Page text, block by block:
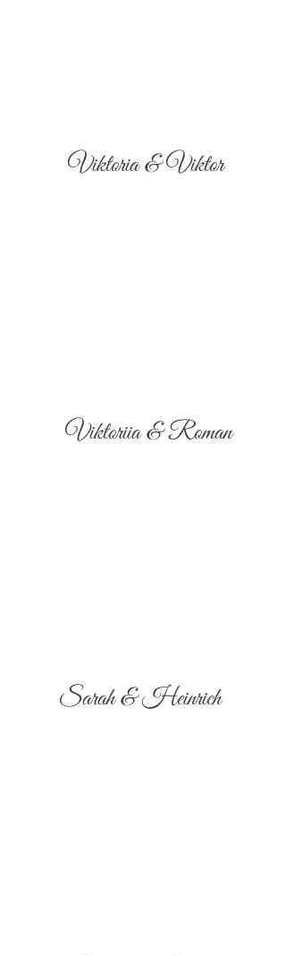
Viktoria & Viktor
Viktoriia & Roman
Sarah & Heinrich